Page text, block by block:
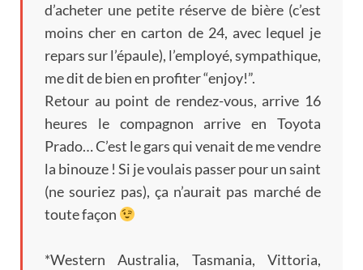
d’acheter une petite réserve de bière (c’est
moins cher en carton de24, avec lequel je
repars sur l’épaule), l’employé,sympathique,
me dit de bien en profiter“enjoy!”.
Retour au point de rendez-vous, arrive 16
heures le compagnon arrive en Toyota
Prado…C’est le gars qui venait de me vendre
la binouze ! Si je voulais passer pour un saint
(ne souriez pas), ça n’aurait pas marché de
toute façon
*Western Australia, Tasmania, Vittoria,